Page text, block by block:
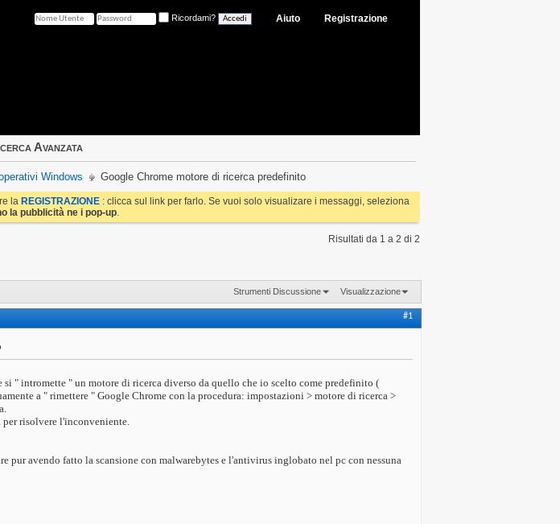
Registrazione
Aiuto
Ricordami?
Avanzata
Windows Google Chrome motore di ricerca predefinito
la REGISTRAZIONE : clicca sul link per farlo. Se vuoi solo visualizare i messaggi, seleziona
la pubblicità ne i pop-up.
Risultati da 1 a 2 di 2
Strumenti Discussione Visualizzazione
#1
" intromette " un motore di ricerca diverso da quello che io scelto come predefinito (
a " rimettere " Google Chrome con la procedura: impostazioni > motore di ricerca >
per risolvere l'inconveniente.
pur avendo fatto la scansione con malwarebytes e l'antivirus inglobato nel pc con nessuna